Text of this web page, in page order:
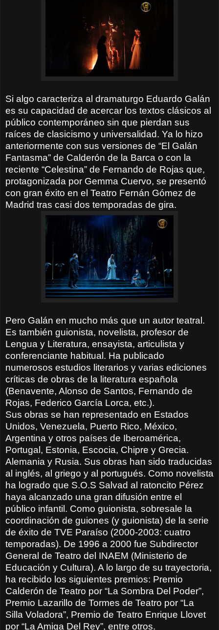
Si algo caracteriza al dramaturgo Eduardo Galán
es su capacidad de acercar los textos clásicos al
público contemporáneo sin que pierdan sus
raíces de clasicismo y universalidad. Ya lo hizo
anteriormente con sus versiones de “El Galán
Fantasma” de Calderón de la Barca o con la
reciente “Celestina” de Fernando de Rojas que,
protagonizada por Gemma Cuervo, se presentó
con gran éxito en el Teatro Fernán Gómez de
Madrid tras casi dos temporadas de gira.
Pero Galán en mucho más que un autor teatral.
Es también guionista, novelista, profesor de
Lengua y Literatura, ensayista, articulista y
conferenciante habitual. Ha publicado
numerosos estudios literarios y varias ediciones
críticas de obras de la literatura española
(Benavente, Alonso de Santos, Fernando de
Rojas, Federico García Lorca, etc.).
Sus obras se han representado en Estados
Unidos, Venezuela, Puerto Rico, México,
Argentina y otros países de Iberoamérica,
Portugal, Estonia, Escocia, Chipre y Grecia.
Alemania y Rusia. Sus obras han sido traducidas
al inglés, al griego y al portugués. Como novelista
ha logrado que S.O.S Salvad al ratoncito Pérez
haya alcanzado una gran difusión entre el
público infantil. Como guionista, sobresale la
coordinación de guiones (y guionista) de la serie
de éxito de TVE Paraíso (2000-2003: cuatro
temporadas). De 1996 a 2000 fue Subdirector
General de Teatro del INAEM (Ministerio de
Educación y Cultura). A lo largo de su trayectoria,
ha recibido los siguientes premios: Premio
Calderón de Teatro por “La Sombra Del Poder”,
Premio Lazarillo de Tormes de Teatro por “La
Silla Voladora”, Premio de Teatro Enrique Llovet
por “La Amiga Del Rey”, entre otros.